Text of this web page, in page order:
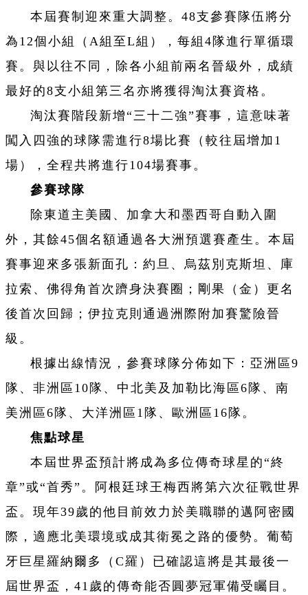
本屆賽制迎來重大調整。48支參賽隊伍將分
為12個小組（A組至L組），每組4隊進行單循環
賽。與以往不同，除各小組前兩名晉級外，成績
最好的8支小組第三名亦將獲得淘汰賽資格。
淘汰賽階段新增“三十二強”賽事，這意味著
闖入四強的球隊需進行8場比賽（較往屆增加1
場），全程共將進行104場賽事。
參賽球隊
除東道主美國、加拿大和墨西哥自動入圍
外，其餘45個名額通過各大洲預選賽產生。本屆
賽事迎來多張新面孔：約旦、烏茲別克斯坦、庫
拉索、佛得角首次躋身決賽圈；剛果（金）更名
後首次回歸；伊拉克則通過洲際附加賽驚險晉
級。
根據出線情況，參賽球隊分佈如下：亞洲區9
隊、非洲區10隊、中北美及加勒比海區6隊、南
美洲區6隊、大洋洲區1隊、歐洲區16隊。
焦點球星
本屆世界盃預計將成為多位傳奇球星的“終
章”或“首秀”。
阿根廷球王梅西將第六次征戰世界
盃。現年39歲的他目前效力於美職聯的邁阿密國
際，適應北美環境或成其衛冕之路的優勢。葡萄
牙巨星羅納爾多（C羅）已確認這將是其最後一
屆世界盃，41歲的傳奇能否圓夢冠軍備受矚目。